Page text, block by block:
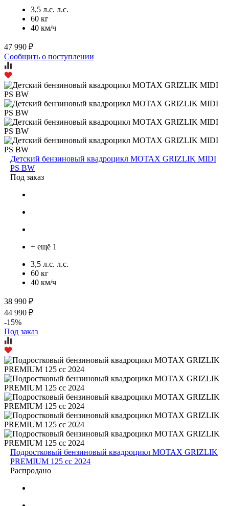
3,5 л.с. л.с.
60 кг
40 км/ч
47 990 ₽
Сообщить о поступлении
Детский бензиновый квадроцикл MOTAX GRIZLIK MIDI
PS BW
Под заказ
+ ещё 1
3,5 л.с. л.с.
60 кг
40 км/ч
38 990 ₽
44 990 ₽
-15%
Под заказ
Подростковый бензиновый квадроцикл MOTAX GRIZLIK
PREMIUM 125 cc 2024
Распродано